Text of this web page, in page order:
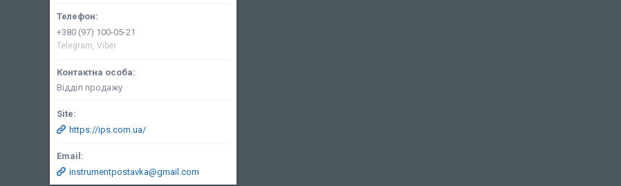
+380 (97) 100-05-21
Telegram, Viber
Відділ продажу
https://ips.com.ua/
instrumentpostavka@gmail.com